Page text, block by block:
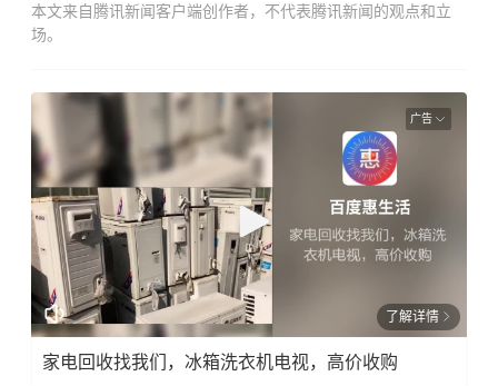
本文来自腾讯新闻客户端创作者，不代表腾讯新闻的观点和立
场。
广告
了解详情
家电回收找我们，冰箱洗衣机电视，高价收购